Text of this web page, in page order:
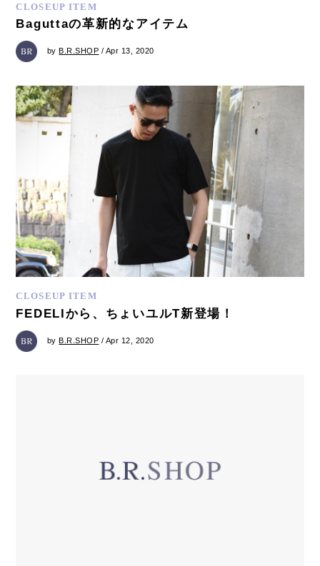
CLOSEUP ITEM
Baguttaの革新的なアイテム
byB.R.SHOP / Apr 13, 2020
CLOSEUP ITEM
FEDELIから、ちょいユルT新登場！
byB.R.SHOP / Apr 12, 2020